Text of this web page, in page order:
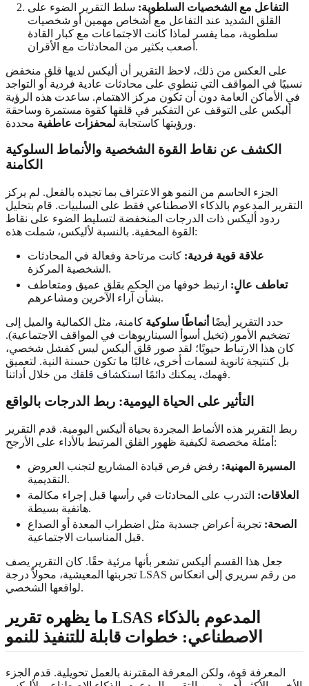
التفاعل مع الشخصيات السلطوية: سلط التقرير الضوء على
القلق الشديد عند التفاعل مع أشخاص مهمين أو شخصيات
سلطوية، مما يفسر لماذا كانت الاجتماعات مع كبار القادة
أصعب بكثير من المحادثات مع الأقران.
على العكس من ذلك، لاحظ التقرير أن أليكس لديها قلق منخفض
نسبيًا في المواقف التي تنطوي على محادثات عادية فردية أو التواجد
في الأماكن العامة دون أن تكون مركز الاهتمام. ساعدت هذه الرؤية
أليكس على التوقف عن التفكير في قلقها كقوة مستمرة وساحقة
ورؤيتها كاستجابة لمحفزات عاطفية محددة.
الكشف عن نقاط القوة الشخصية و الأنماط السلوكية
الكامنة
الجزء الحاسم من النمو هو الاعتراف بما تجيده بالفعل. لم يركز
التقرير المدعوم بالذكاء الاصطناعي فقط على السلبيات. قام بتحليل
ردود أليكس ذات الدرجات المنخفضة لتسليط الضوء على نقاط
القوة المخفية. بالنسبة لأليكس، شملت هذه:
علاقة قوية فردية: كانت مرتاحة وفعالة في المحادثات
الشخصية المركزة.
تعاطف عالٍ: ارتبط خوفها من الحكم بقلق عميق ومتعاطف
بشأن آراء الآخرين ومشاعرهم.
حدد التقرير أيضًا أنماطًا سلوكية كامنة، مثل الكمالية والميل إلى
تضخيم الأمور (تخيل أسوأ السيناريوهات في المواقف الاجتماعية).
كان هذا الارتباط حيويًا؛ لقد صور قلق أليكس ليس كفشل شخصي،
بل كنتيجة ثانوية لسمات أخرى، غالبًا ما تكون حسنة النية. لتعميق
فهمك، يمكنك دائمًا استكشاف قلقك من خلال أداتنا.
التأثير على الحياة اليومية: ربط الدرجات بالواقع
ربط التقرير هذه الأنماط المجردة بحياة أليكس اليومية. قدم التقرير
أمثلة مخصصة لكيفية ظهور القلق المرتبط بالأداء على الأرجح:
المسيرة المهنية: رفض فرص قيادة المشاريع لتجنب العروض
التقديمية.
العلاقات: التدرب على المحادثات في رأسها قبل إجراء مكالمة
هاتفية بسيطة.
الصحة: تجربة أعراض جسدية مثل اضطراب المعدة أو الصداع
قبل المناسبات الاجتماعية.
جعل هذا القسم أليكس تشعر بأنها مرئية حقًا. كان التقرير يصف
تجربتها المعيشية، محولاً درجة LSAS من رقم سريري إلى انعكاس
لواقعها الشخصي.
ما يظهره تقرير LSAS المدعوم بالذكاء
الاصطناعي: خطوات قابلة للتنفيذ للنمو
المعرفة قوة، ولكن المعرفة المقترنة بالعمل تحويلية. قدم الجزء